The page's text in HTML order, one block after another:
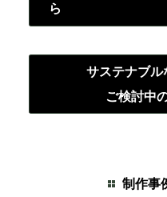
ら
サステナブル
ご検討中
制作事